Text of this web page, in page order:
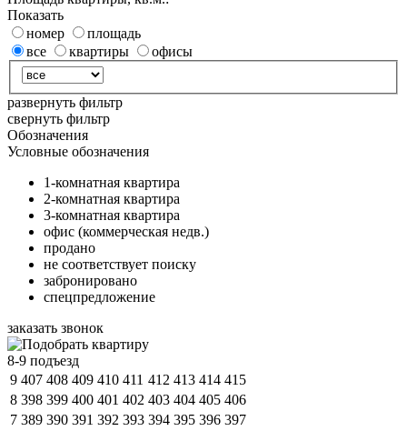
Показать
номер
площадь
все
квартиры офисы
развернуть фильтр
свернуть фильтр
Обозначения
Условные обозначения
1-комнатная квартира
2-комнатная квартира
3-комнатная квартира
офис (коммерческая недв.)
продано
не соответствует поиску
забронировано
спецпредложение
заказать звонок
8-9 подъезд
9 407 408 409 410 411 412 413 414 415
8 398 399 400 401 402 403 404 405 406
7 389 390 391 392 393 394 395 396 397